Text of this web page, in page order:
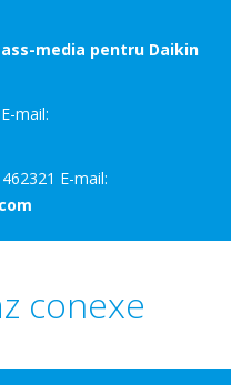
media pentru Daikin
mail:
E-mail:
conexe